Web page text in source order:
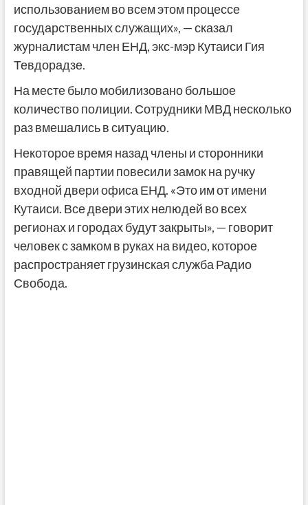
использованием во всем этом процессе
государственных служащих», — сказал
журналистам член ЕНД, экс-мэр Кутаиси Гия
Тевдорадзе.
На месте было мобилизовано большое
количество полиции. Сотрудники МВД несколько
раз вмешались в ситуацию.
Некоторое время назад члены и сторонники
правящей партии повесили замок на ручку
входной двери офиса ЕНД. «Это им от имени
Кутаиси. Все двери этих нелюдей во всех
регионах и городах будут закрыты», — говорит
человек с замком в руках на видео, которое
распространяет грузинская служба Радио
Свобода.